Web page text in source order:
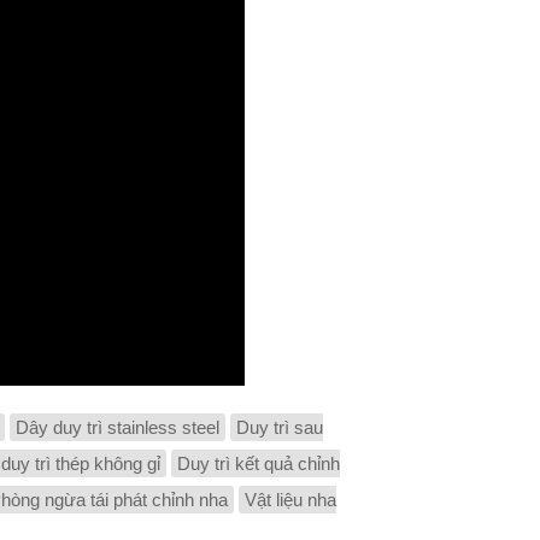
Dây duy trì stainless steel
Duy trì sau
trì thép không gỉ
Duy trì kết quả chỉnh
ngừa tái phát chỉnh nha
Vật liệu nha